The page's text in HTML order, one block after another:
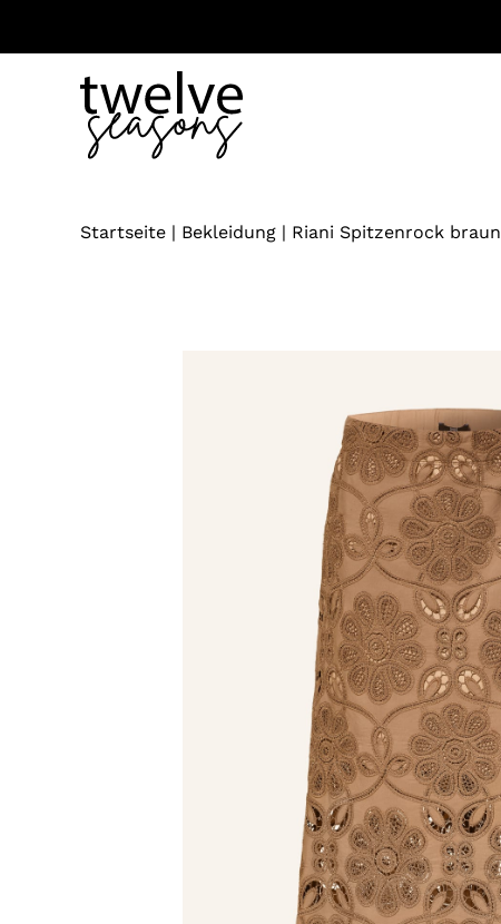
Startseite| Bekleidung| Riani Spitzenrock braun